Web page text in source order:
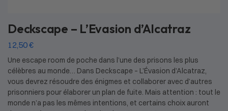
Deckscape – L’Evasion d’Alcatraz
12,50€
Une escape room de poche dans l’une des prisons les plus
célèbres au monde… Dans Deckscape – L’Évasion d’Alcatraz,
vous devrez résoudre des énigmes et collaborer avec d’autres
prisonniers pour élaborer un plan de fuite. Mais attention : tout le
monde n’a pas les mêmes intentions, et certains choix auront